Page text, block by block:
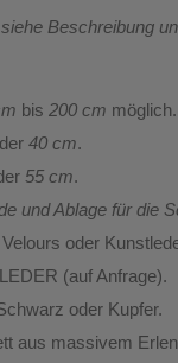
Beschreibung
bis 200 cm möglich.
40 cm.
55 cm.
und Ablage für die
Velours oder
(auf Anfrage).
oder Kupfer.
aus massivem